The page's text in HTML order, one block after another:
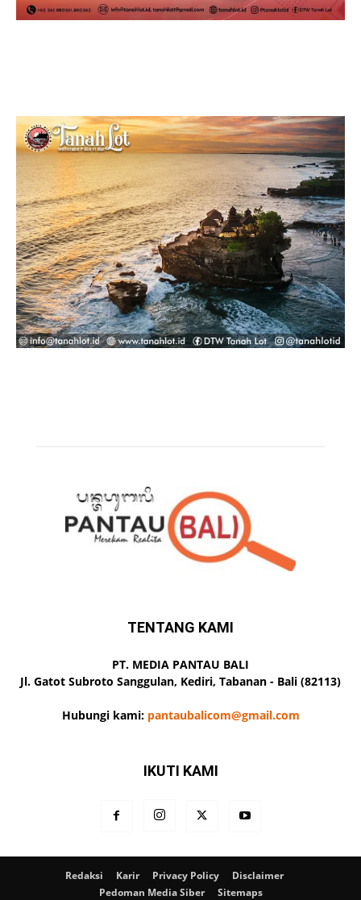
TENTANG KAMI
PT. MEDIA PANTAU BALI
Jl. Gatot Subroto Sanggulan, Kediri, Tabanan - Bali (82113)
Hubungi kami: pantaubalicom@gmail.com
IKUTI KAMI
Redaksi Karir Privacy Policy
Disclaimer
Pedoman Media Siber
Sitemaps